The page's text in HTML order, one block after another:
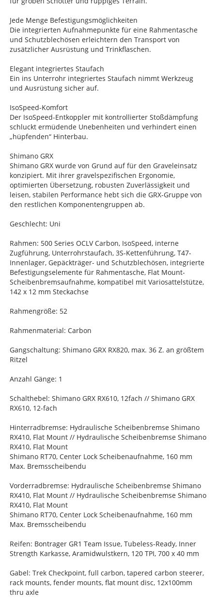
Jede Menge Befestigungsmöglichkeiten
Die integrierten Aufnahmepunkte für eine Rahmentasche
und Schutzblechösen erleichtern den Transport von
zusätzlicher Ausrüstung und Trinkflaschen.
Elegant integriertes Staufach
Ein ins Unterrohr integriertes Staufach nimmt Werkzeug
und Ausrüstung sicher auf.
IsoSpeed-Komfort
Der IsoSpeed-Entkoppler mit kontrollierter Stoßdämpfung
schluckt ermüdende Unebenheiten und verhindert einen
„hüpfenden“ Hinterbau.
Shimano GRX
Shimano GRX wurde von Grund auf für den Graveleinsatz
konzipiert. Mit ihrer gravelspezifischen Ergonomie,
optimierten Übersetzung, robusten Zuverlässigkeit und
leisen, stabilen Performance hebt sich die GRX-Gruppe von
den restlichen Komponentengruppen ab.
Geschlecht: Uni
Rahmen: 500 Series OCLV Carbon, IsoSpeed, interne
Zugführung, Unterrohrstaufach, 3S-Kettenführung, T47-
Innenlager, Gepäckträger- und Schutzblechösen, integrierte
Befestigungselemente für Rahmentasche, Flat Mount-
Scheibenbremsaufnahme, kompatibel mit Variosattelstütze,
142 x 12 mm Steckachse
Rahmengröße: 52
Rahmenmaterial: Carbon
Gangschaltung: Shimano GRX RX820, max. 36 Z. an größtem
Ritzel
Anzahl Gänge: 1
Schalthebel: Shimano GRX RX610, 12fach // Shimano GRX
RX610, 12-fach
Hinterradbremse: Hydraulische Scheibenbremse Shimano
RX410, Flat Mount // Hydraulische Scheibenbremse Shimano
RX410, Flat Mount
Shimano RT70, Center Lock Scheibenaufnahme, 160 mm
Max. Bremsscheibendu
Vorderradbremse: Hydraulische Scheibenbremse Shimano
RX410, Flat Mount // Hydraulische Scheibenbremse Shimano
RX410, Flat Mount
Shimano RT70, Center Lock Scheibenaufnahme, 160 mm
Max. Bremsscheibendu
Reifen: Bontrager GR1 Team Issue, Tubeless-Ready, Inner
Strength Karkasse, Aramidwulstkern, 120 TPI, 700 x 40 mm
Gabel: Trek Checkpoint, full carbon, tapered carbon steerer,
rack mounts, fender mounts, flat mount disc, 12x100mm
thru axle